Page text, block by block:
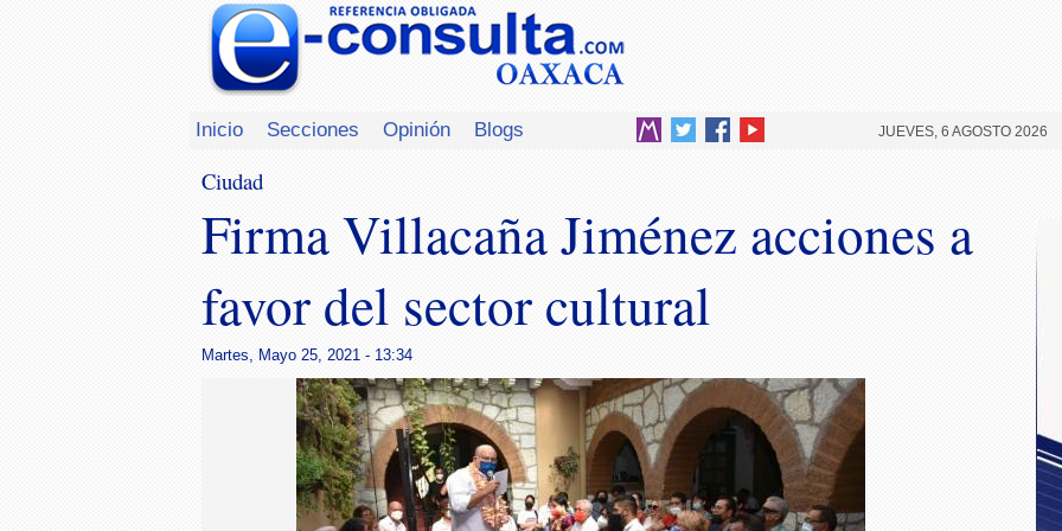
Inicio Secciones Opinión Blogs JUEVES, 6 AGOSTO 2026
Ciudad
Firma Villacaña Jiménez acciones a
favor del sector cultural
Martes, Mayo 25, 2021 - 13:34